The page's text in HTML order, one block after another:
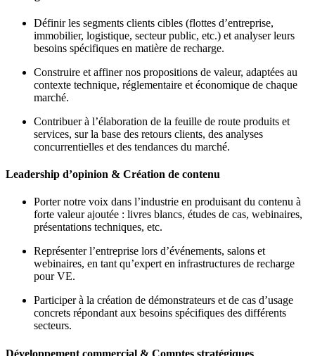
Définir les segments clients cibles (flottes d’entreprise,
immobilier, logistique, secteur public, etc.) et analyser leurs
besoins spécifiques en matière de recharge.
Construire et affiner nos propositions de valeur, adaptées au
contexte technique, réglementaire et économique de chaque
marché.
Contribuer à l’élaboration de la feuille de route produits et
services, sur la base des retours clients, des analyses
concurrentielles et des tendances du marché.
Leadership d’opinion & Création de contenu
Porter notre voix dans l’industrie en produisant du contenu à
forte valeur ajoutée : livres blancs, études de cas, webinaires,
présentations techniques, etc.
Représenter l’entreprise lors d’événements, salons et
webinaires, en tant qu’expert en infrastructures de recharge
pour VE.
Participer à la création de démonstrateurs et de cas d’usage
concrets répondant aux besoins spécifiques des différents
secteurs.
Développement commercial & Comptes stratégiques